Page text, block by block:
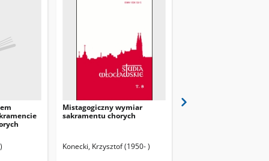
Mistagogiczny wymiar
sakramentu chorych
Konecki, Krzysztof (1950- )